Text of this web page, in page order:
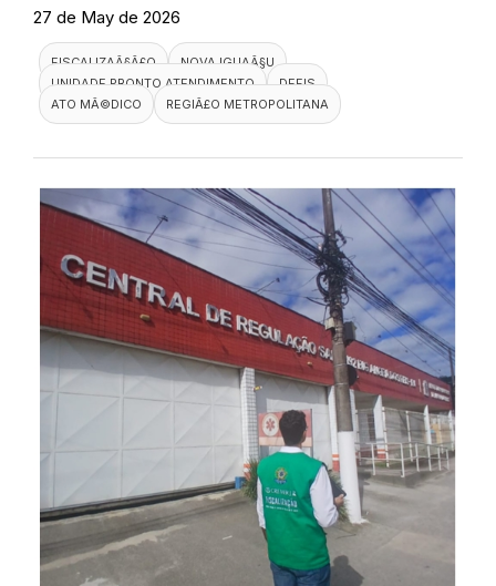
27 de May de 2026
FISCALIZAÃ§Ã£O
NOVA IGUAÃ§U
UNIDADE PRONTO ATENDIMENTO
DEFIS
ATO MÃ©DICO
REGIÃ£O METROPOLITANA